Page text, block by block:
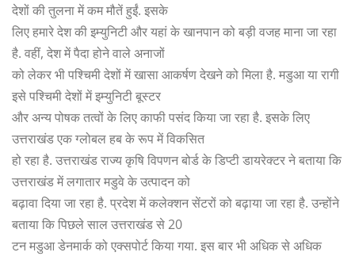
देशों की तुलना में कम मौतें हुईं. इसके
लिए हमारे देश की इम्युनिटी और यहां के खानपान को बड़ी वजह माना जा रहा
है. वहीं, देश में पैदा होने वाले अनाजों
को लेकर भी पश्चिमी देशों में खासा आकर्षण देखने को मिला है. मडुआ या रागी
इसे पश्चिमी देशों में इम्युनिटी बूस्टर
और अन्य पोषक तत्वों के लिए काफी पसंद किया जा रहा है. इसके लिए
उत्तराखंड एक ग्लोबल हब के रूप में विकसित
हो रहा है. उत्तराखंड राज्य कृषि विपणन बोर्ड के डिप्टी डायरेक्टर ने बताया कि
उत्तराखंड में लगातार मडुवे के उत्पादन को
बढ़ावा दिया जा रहा है. प्रदेश में कलेक्शन सेंटरों को बढ़ाया जा रहा है. उन्होंने
बताया कि पिछले साल उत्तराखंड से 20
टन मडुआ डेनमार्क को एक्सपोर्ट किया गया. इस बार भी अधिक से अधिक